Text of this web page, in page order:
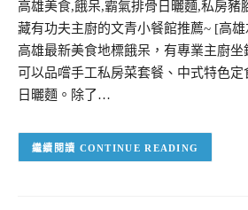
高雄美食,餓呆,霸氣排骨日曬麵,私房豬
藏有功夫主廚的文青小餐館推薦~ [高
高雄最新美食地標餓呆，有專業主廚
可以品嚐手工私房菜套餐、中式特色
日曬麵。除了…
CONTINUE READING